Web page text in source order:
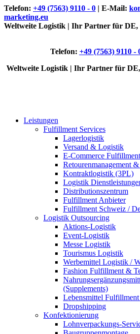
Telefon: +49 (7563) 9110 - 0 | E-Mail:
marketing.eu
Weltweite Logistik | Ihr Partner für DE,
Telefon: +49 (7563) 9110 -
Weltweite Logistik | Ihr Partner für
Leistungen
Fulfillment Services
Lagerlogistik
Versand & Logistik
E-Commerce Fulfillment
Retourenmanagement
Kontraktlogistik (3PL)
Logistik
Distributionszentrum
Fulfillment Anbieter
Fulfillment Schweiz /
Logistik Outsourcing
Aktions-Logistik
Event-Logistik
Messe Logistik
Tourismus Logistik
Werbemittel Logistik /
Fashion Fulfillment &
(Supplements)
Lebensmittel
Dropshipping
Konfektionierung
Lohnverpackungs-